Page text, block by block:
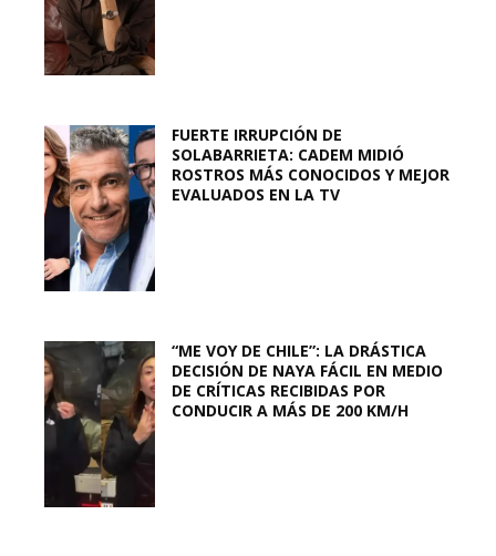
FUERTE IRRUPCIÓN DE
SOLABARRIETA: CADEM MIDIÓ
ROSTROS MÁS CONOCIDOS Y MEJOR
EVALUADOS EN LA TV
“ME VOY DE CHILE”: LA DRÁSTICA
DECISIÓN DE NAYA FÁCIL EN MEDIO
DE CRÍTICAS RECIBIDAS POR
CONDUCIR A MÁS DE 200 KM/H